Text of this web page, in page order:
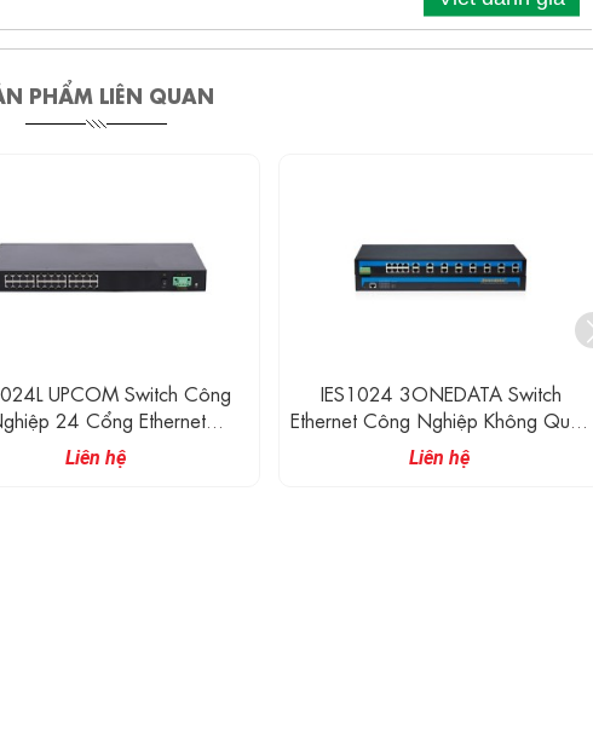
PHẨM LIÊN QUAN
UPCOM Switch Công
24 Cổng Ethernet
10/100M
Liên hệ
IES1024 3ONEDATA Switch
Ethernet Công Nghiệp Không Quản
Lí 24 Cổng Ethernet
Liên hệ